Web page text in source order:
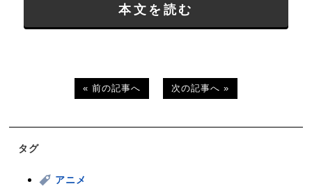
本文を読む
« 前の記事へ 次の記事へ »
タグ
アニメ